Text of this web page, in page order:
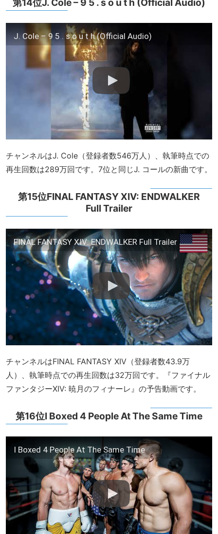
第14位J. Cole – 9 5 . s o u t h (Official Audio)
J. Cole – 9 5 . s o u t h (Official Audio)
チャンネルはJ. Cole（登録者数546万人）、執筆時点での
再生回数は289万回です。7位と同じJ. コールの新曲です。
第15位FINAL FANTASY XIV: ENDWALKER
Full Trailer
FINAL FANTASY XIV: ENDWALKER Full Trailer
チャンネルはFINAL FANTASY XIV（登録者数43.9万
人）、執筆時点での再生回数は32万回です。『ファイナル
ファンタジーXIV: 暁月のフィナーレ』の予告動画です。
第16位I Boxed 4 People At The Same Time
I Boxed 4 People At The Same Time